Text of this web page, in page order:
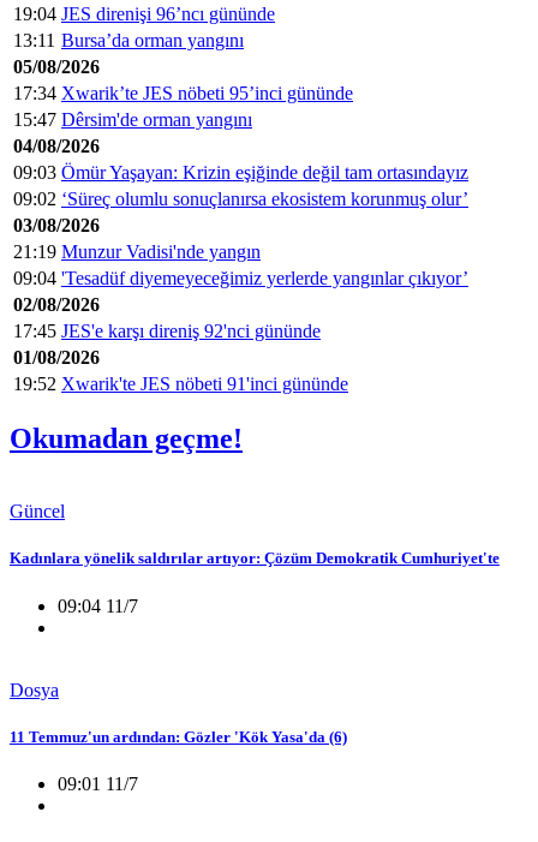
19:04 JES direnişi 96’ncı gününde
13:11 Bursa’da orman yangını
05/08/2026
17:34 Xwarik’te JES nöbeti 95’inci gününde
15:47 Dêrsim'de orman yangını
04/08/2026
09:03 Ömür Yaşayan: Krizin eşiğinde değil tam ortasındayız
09:02 ‘Süreç olumlu sonuçlanırsa ekosistem korunmuş olur’
03/08/2026
21:19 Munzur Vadisi'nde yangın
09:04 'Tesadüf diyemeyeceğimiz yerlerde yangınlar çıkıyor’
02/08/2026
17:45 JES'e karşı direniş 92'nci gününde
01/08/2026
19:52 Xwarik'te JES nöbeti 91'inci gününde
Okumadan geçme!
Güncel
Kadınlara yönelik saldırılar artıyor: Çözüm Demokratik Cumhuriyet'te
09:04 11/7
Dosya
11 Temmuz'un ardından: Gözler 'Kök Yasa'da (6)
09:01 11/7